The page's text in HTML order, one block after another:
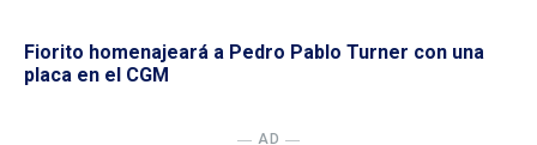
Fiorito homenajeará a Pedro Pablo Turner con una
placa en el CGM
― AD ―